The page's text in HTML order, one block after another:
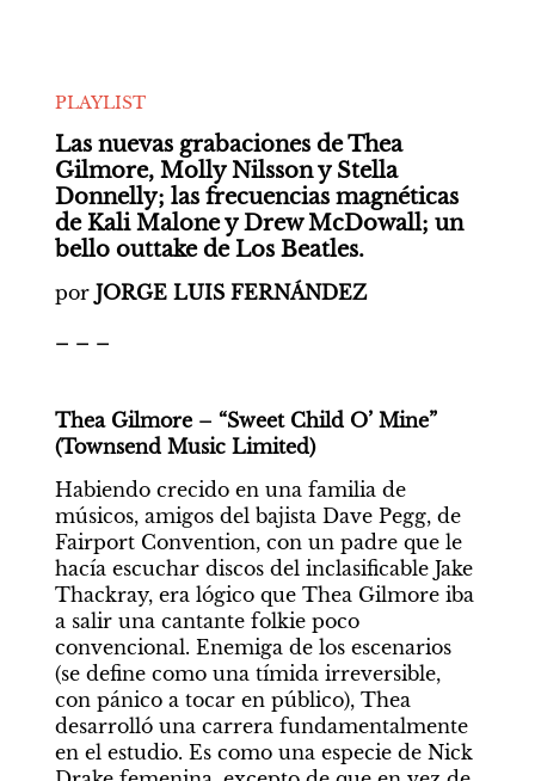
PLAYLIST
Las nuevas grabaciones de Thea
Gilmore, Molly Nilsson y Stella
Donnelly; las frecuencias magnéticas
de Kali Malone y Drew McDowall; un
bello outtake de Los Beatles.
por JORGE LUIS FERNÁNDEZ
Thea Gilmore – “Sweet Child O’ Mine”
(Townsend Music Limited)
Habiendo crecido en una familia de
músicos, amigos del bajista Dave Pegg, de
Fairport Convention, con un padre que le
hacía escuchar discos del inclasificable Jake
Thackray, era lógico que Thea Gilmore iba
a salir una cantante folkie poco
convencional. Enemiga de los escenarios
(se define como una tímida irreversible,
con pánico a tocar en público), Thea
desarrolló una carrera fundamentalmente
en el estudio. Es como una especie de Nick